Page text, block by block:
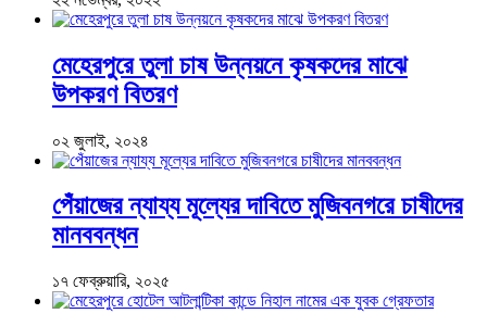
মেহেরপুরে তুলা চাষ উন্নয়নে কৃষকদের মাঝে
উপকরণ বিতরণ
০২ জুলাই, ২০২৪
পেঁয়াজের ন্যায্য মূল্যের দাবিতে মুজিবনগরে চাষীদের
মানববন্ধন
১৭ ফেব্রুয়ারি, ২০২৫